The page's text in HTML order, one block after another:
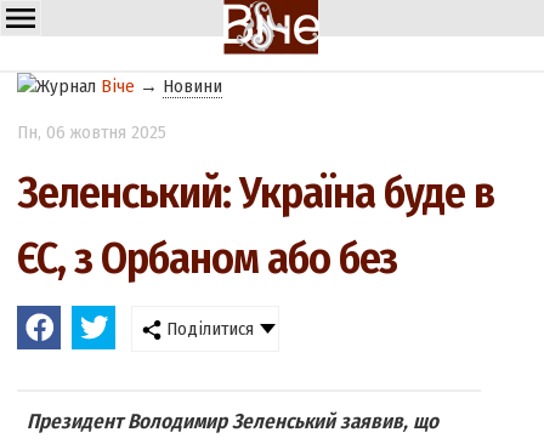
Віче → Новини
Пн, 06 жовтня 2025
Зеленський: Україна буде в
ЄС, з Орбаном або без
Поділитися
Президент Володимир Зеленський заявив, що